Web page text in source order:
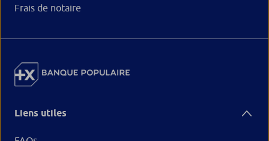
Frais de notaire
Liens utiles